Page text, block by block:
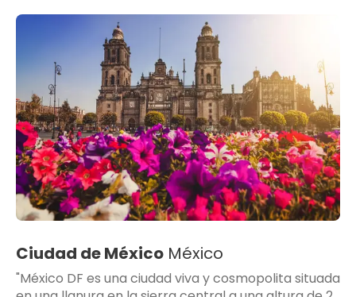
Ciudad de México México
"México DF es una ciudad viva y cosmopolita situada